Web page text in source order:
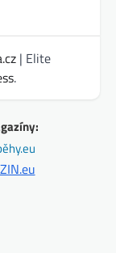
| Elite
.